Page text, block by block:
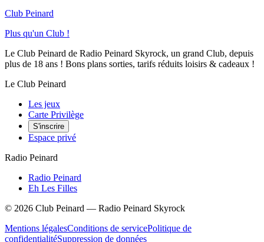
Club Peinard
Plus qu'un Club !
Le Club Peinard de Radio Peinard Skyrock, un grand Club, depuis
plus de 18 ans ! Bons plans sorties, tarifs réduits loisirs & cadeaux !
Le Club Peinard
Les jeux
Carte Privilège
S'inscrire
Espace privé
Radio Peinard
Radio Peinard
Eh Les Filles
© 2026 Club Peinard — Radio Peinard Skyrock
Mentions légalesConditions de servicePolitique de
confidentialitéSuppression de données